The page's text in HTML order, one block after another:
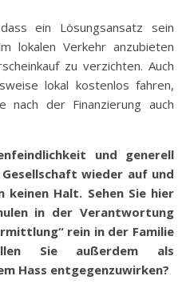
ein Lösungsansatz sein
lokalen Verkehr anzubieten
zu verzichten. Auch
lokal kostenlos fahren,
der Finanzierung auch
und generell
wieder auf und
keinen Halt. Sehen Sie hier
in der Verantwortung
rein in der Familie
Sie außerdem als
Hass entgegenzuwirken?